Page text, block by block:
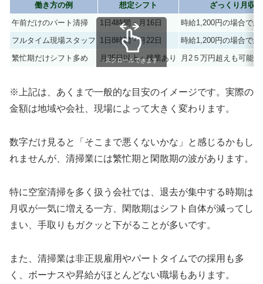
働き方の例 想定シフト
ざっくり月収
午前だけのパート清掃
1日4時間・月16日
時給1,200円の場合で約
フルタイム現場スタッフ 1日8時間・月22日
時給1,200円の場合で約
繁忙期だけシフト多め
月25日以上＋残業あり 月2５万円超えも可能
スクロールできます
※上記は、あくまで一般的な目安のイメージです。実際の
金額は地域や会社、現場によって大きく変わります。
数字だけ見ると「そこまで悪くないかな」と感じるかもし
れませんが、清掃業には繁忙期と閑散期の波があります。
特に空室清掃を多く扱う会社では、退去が集中する時期は
月収が一気に増える一方、閑散期はシフト自体が減ってし
まい、手取りもガクッと下がることが多いです。
また、清掃業は非正規雇用やパートタイムでの採用も多
く、ボーナスや昇給がほとんどない職場もあります。